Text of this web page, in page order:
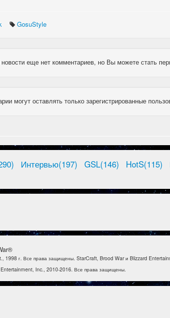
GosuStyle
еще нет комментариев, но Вы можете стать
могут оставлять только зарегистрированные
Интервью(197) GSL(146) HotS(115)
1998 г. Все права защищены. StarCraft, Brood War и Blizzard
Inc., 2010-2016. Все права защищены.